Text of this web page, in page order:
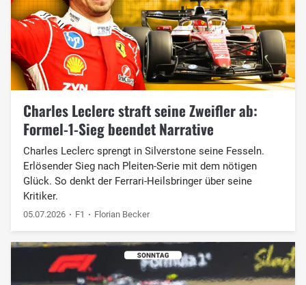
Charles Leclerc straft seine Zweifler ab:
Formel-1-Sieg beendet Narrative
Charles Leclerc sprengt in Silverstone seine Fesseln.
Erlösender Sieg nach Pleiten-Serie mit dem nötigen
Glück. So denkt der Ferrari-Heilsbringer über seine
Kritiker.
05.07.2026 F1 Florian Becker